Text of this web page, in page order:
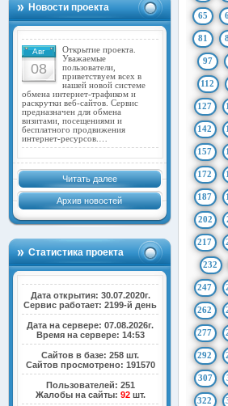
Новости проекта
Авг
08
Открытие проекта.
Уважаемые
пользователи,
приветствуем всех в
нашей новой системе
обмена интернет-трафиком и
раскрутки веб-сайтов. Сервис
предназначен для обмена
визитами, посещениями и
бесплатного продвижения
интернет-ресурсов.…
Читать далее
Архив новостей
Статистика проекта
Дата открытия: 30.07.2020г.
Сервис работает: 2199-й день
Дата на сервере: 07.08.2026г.
Время на сервере: 14:53
Сайтов в базе: 258 шт.
Сайтов просмотрено: 191570
Пользователей: 251
Жалобы на сайты: 92шт.
65
81
97
112
127
142
157
172
187
202
217
232
247
262
277
292
307
322